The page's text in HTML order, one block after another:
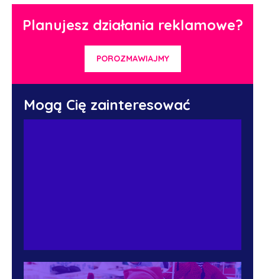
Planujesz działania reklamowe?
POROZMAWIAJMY
Mogą Cię zainteresować